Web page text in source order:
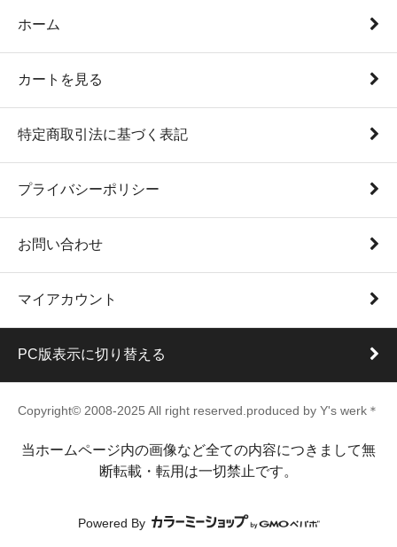
ホーム
カートを見る
特定商取引法に基づく表記
プライバシーポリシー
お問い合わせ
マイアカウント
PC版表示に切り替える
Copyright© 2008-2025 All right reserved.produced by Y's werk＊
当ホームページ内の画像など全ての内容につきまして無
断転載・転用は一切禁止です。
Powered By